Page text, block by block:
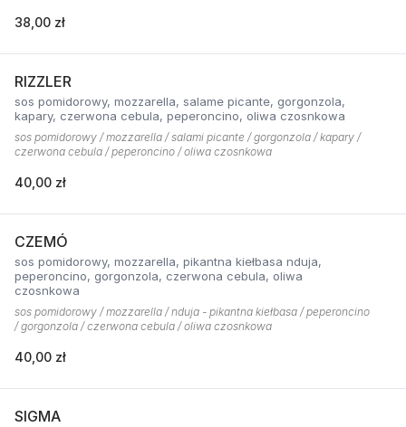
38,00 zł
RIZZLER
sos pomidorowy, mozzarella, salame picante, gorgonzola,
kapary, czerwona cebula, peperoncino, oliwa czosnkowa
sos pomidorowy / mozzarella / salami picante / gorgonzola / kapary /
czerwona cebula / peperoncino / oliwa czosnkowa
40,00 zł
CZEMÓ
sos pomidorowy, mozzarella, pikantna kiełbasa nduja,
peperoncino, gorgonzola, czerwona cebula, oliwa
czosnkowa
sos pomidorowy / mozzarella / nduja - pikantna kiełbasa / peperoncino
/ gorgonzola / czerwona cebula / oliwa czosnkowa
40,00 zł
SIGMA